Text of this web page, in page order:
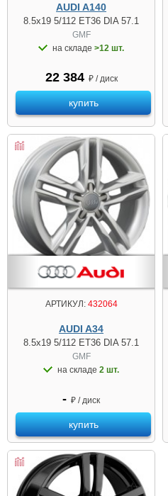
AUDI A140
8.5x19 5/112 ET36 DIA 57.1
GMF
на складе >12 шт.
22 384 ₽ / диск
купить
АРТИКУЛ:432064
AUDI A34
8.5x19 5/112 ET36 DIA 57.1
GMF
на складе 2 шт.
- ₽ / диск
купить